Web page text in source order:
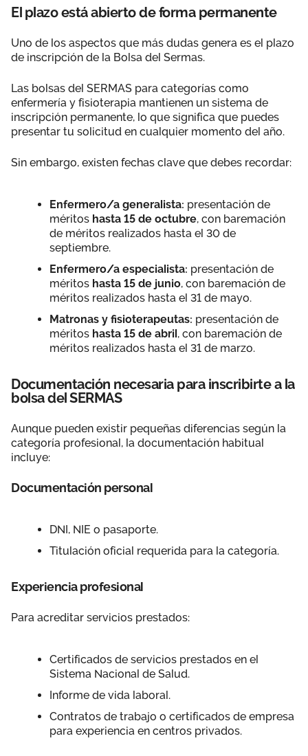
El plazo está abierto de forma permanente
Uno de los aspectos que más dudas genera es el plazo
de inscripción de la Bolsa del Sermas.
Las bolsas del SERMAS para categorías como
enfermería y fisioterapia mantienen un sistema de
inscripción permanente, lo que significa que puedes
presentar tu solicitud en cualquier momento del año.
Sin embargo, existen fechas clave que debes recordar:
Enfermero/a generalista: presentación de
méritos hasta 15 de octubre, con baremación
de méritos realizados hasta el 30 de
septiembre.
Enfermero/a especialista: presentación de
méritos hasta 15 de junio, con baremación de
méritos realizados hasta el 31 de mayo.
Matronas y fisioterapeutas: presentación de
méritos hasta 15 de abril, con baremación de
méritos realizados hasta el 31 de marzo.
Documentación necesaria para inscribirte a la
bolsa del SERMAS
Aunque pueden existir pequeñas diferencias según la
categoría profesional, la documentación habitual
incluye:
Documentación personal
DNI, NIE o pasaporte.
Titulación oficial requerida para la categoría.
Experiencia profesional
Para acreditar servicios prestados:
Certificados de servicios prestados en el
Sistema Nacional de Salud.
Informe de vida laboral.
Contratos de trabajo o certificados de empresa
para experiencia en centros privados.